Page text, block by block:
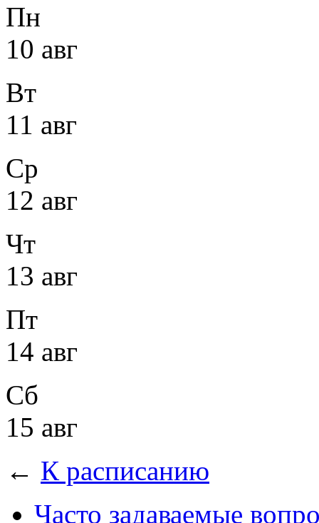
Пн
10 авг
Вт
11 авг
Ср
12 авг
Чт
13 авг
Пт
14 авг
Сб
15 авг
← К расписанию
Часто задаваемые